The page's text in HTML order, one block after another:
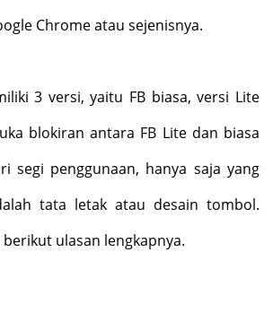
Chrome atau sejenisnya.
3 versi, yaitu FB biasa, versi Lite
blokiran antara FB Lite dan biasa
segi penggunaan, hanya saja yang
tata letak atau desain tombol.
ulasan lengkapnya.